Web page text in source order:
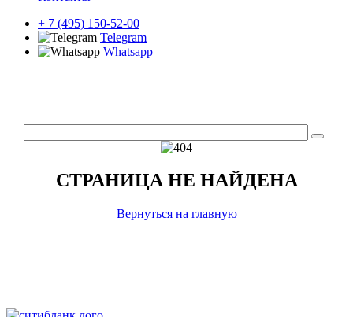
+ 7 (495) 150-52-00
Telegram
Whatsapp
СТРАНИЦА НЕ НАЙДЕНА
Вернуться на главную